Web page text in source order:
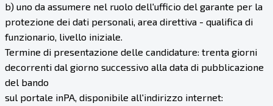
b) uno da assumere nel ruolo dell'ufficio del garante per la
protezione dei dati personali, area direttiva - qualifica di
funzionario, livello iniziale.
Termine di presentazione delle candidature: trenta giorni
decorrenti dal giorno successivo alla data di pubblicazione
del bando
sul portale inPA, disponibile all'indirizzo internet: